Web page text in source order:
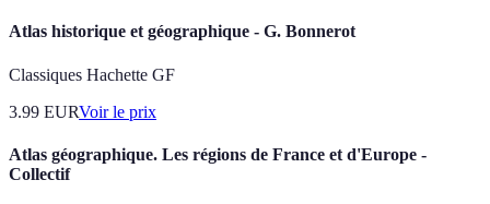
Atlas historique et géographique - G. Bonnerot
Classiques Hachette GF
3.99 EURVoir le prix
Atlas géographique. Les régions de France et d'Europe -
Collectif